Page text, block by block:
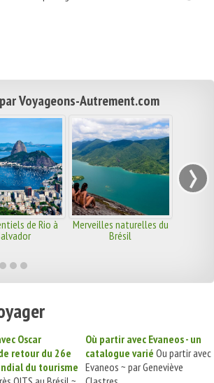
Voyageons-Autrement.com
de Rio à
Merveilles naturelles du
Brésil
›
Oscar
retour du 26e
du tourisme
Où partir avec Evaneos - un
catalogue varié Ou partir avec
Evaneos ~ par Geneviève